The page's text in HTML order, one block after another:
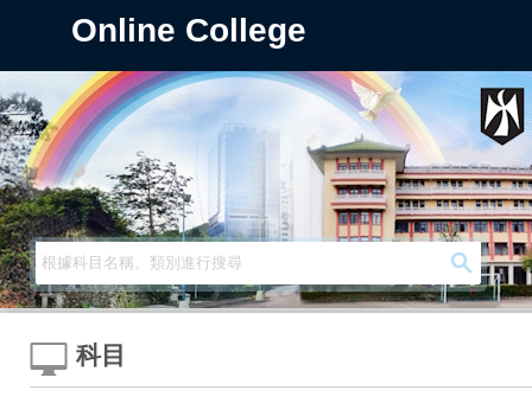
Online College
科目